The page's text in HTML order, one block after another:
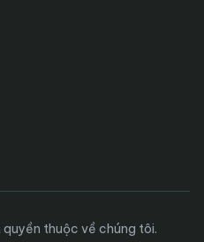
thuộc về chúng tôi.